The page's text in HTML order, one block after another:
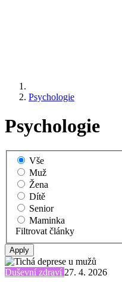
Psychologie
Psychologie
Vše
Muž
Žena
Dítě
Senior
Maminka
Filtrovat články
Duševní zdraví 27. 4. 2026